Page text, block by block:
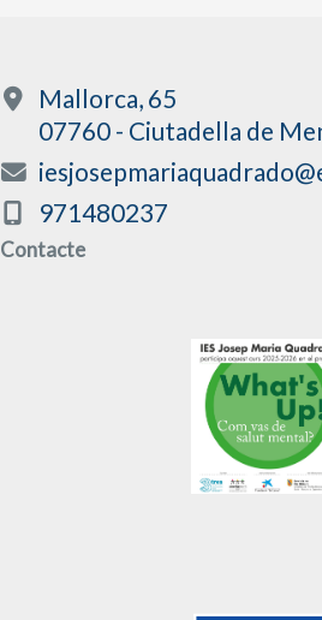
Mallorca, 65
07760 - Ciutadella de
971480237
Contacte